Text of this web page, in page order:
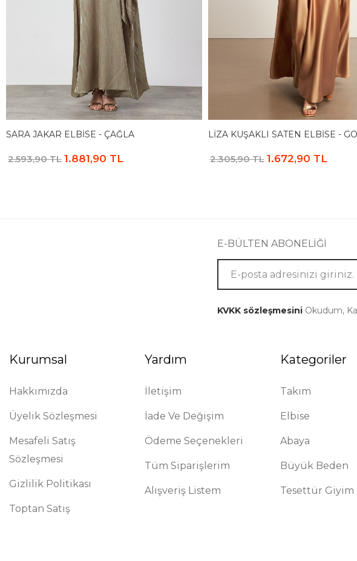
SARA JAKAR ELBISE - ÇAĞLA
2.593,90 TL 1.881,90 TL
LIZA KUŞAKLI SATEN ELBISE -
2.305,90 TL 1.672,90 TL
E-BÜLTEN ABONELİĞİ
KVKK sözleşmesiniOkudum,
Kurumsal
Hakkımızda
Üyelik Sözleşmesi
Mesafeli Satış
Sözleşmesi
Gizlilik Politikası
Toptan Satış
Yardım
İletişim
İade Ve Değişim
Ödeme Seçenekleri
Tüm Siparişlerim
Alışveriş Listem
Kategoriler
Takım
Elbise
Abaya
Büyük Beden
Tesettür Giyim